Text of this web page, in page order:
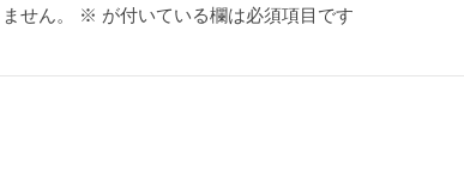
せん。 ※ が付いている欄は必須項目です